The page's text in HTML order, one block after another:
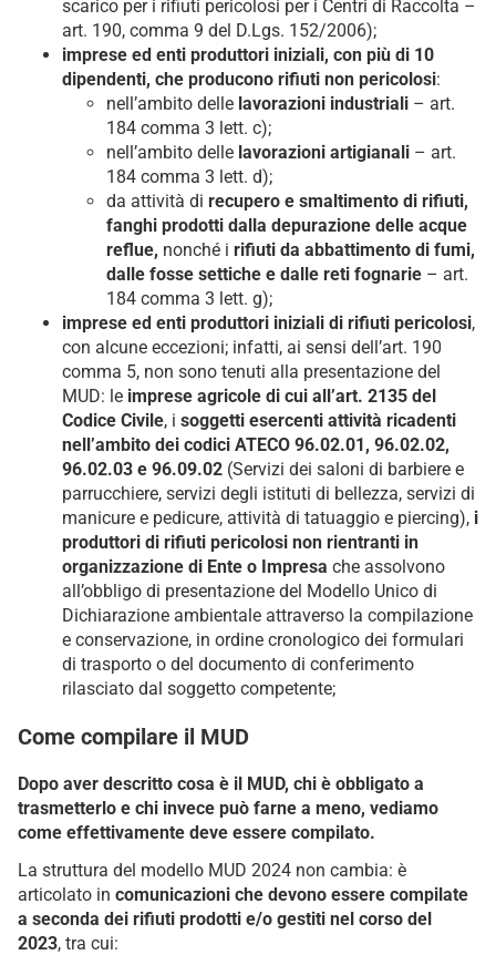
scarico per i rifiuti pericolosi per i Centri di Raccolta –
art. 190, comma 9 del D.Lgs. 152/2006);
imprese ed enti produttori iniziali, con più di 10
dipendenti, che producono rifiuti non pericolosi:
nell’ambito delle lavorazioni industriali – art.
184 comma 3 lett. c);
nell’ambito delle lavorazioni artigianali – art.
184 comma 3 lett. d);
da attività di recupero e smaltimento di rifiuti,
fanghi prodotti dalla depurazione delle acque
reflue, nonché i rifiuti da abbattimento di fumi,
dalle fosse settiche e dalle reti fognarie – art.
184 comma 3 lett. g);
imprese ed enti produttori iniziali di rifiuti pericolosi,
con alcune eccezioni; infatti, ai sensi dell’art. 190
comma 5, non sono tenuti alla presentazione del
MUD: le imprese agricole di cui all’art. 2135 del
Codice Civile, i soggetti esercenti attività ricadenti
nell’ambito dei codici ATECO 96.02.01, 96.02.02,
96.02.03 e 96.09.02 (Servizi dei saloni di barbiere e
parrucchiere, servizi degli istituti di bellezza, servizi di
manicure e pedicure, attività di tatuaggio e piercing), i
produttori di rifiuti pericolosi non rientranti in
organizzazione di Ente o Impresa che assolvono
all’obbligo di presentazione del Modello Unico di
Dichiarazione ambientale attraverso la compilazione
e conservazione, in ordine cronologico dei formulari
di trasporto o del documento di conferimento
rilasciato dal soggetto competente;
Come compilare il MUD
Dopo aver descritto cosa è il MUD, chi è obbligato a
trasmetterlo e chi invece può farne a meno, vediamo
come effettivamente deve essere compilato.
La struttura del modello MUD 2024 non cambia: è
articolato in comunicazioni che devono essere compilate
a seconda dei rifiuti prodotti e/o gestiti nel corso del
2023, tra cui: